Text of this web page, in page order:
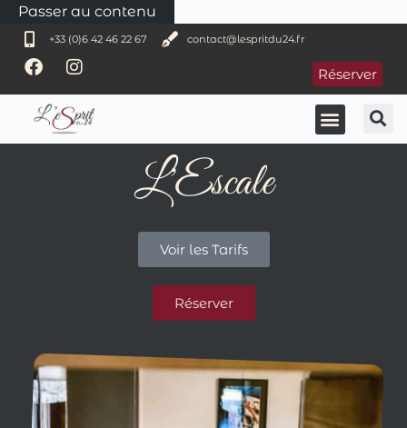
Passer au contenu
+33 (0)6 42 46 22 67 contact@lespritdu24.fr
Réserver
L'Escale
Voir les Tarifs
Réserver